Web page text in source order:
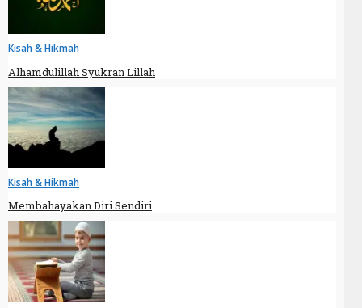
Kisah & Hikmah
Alhamdulillah Syukran Lillah
Kisah & Hikmah
Membahayakan Diri Sendiri